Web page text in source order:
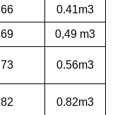
66 0.41m3
69 0,49 m3
73 0.56m3
82 0.82m3